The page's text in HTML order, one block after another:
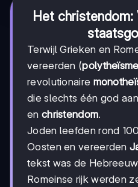
Het
Terwijl Grieken en
vereerden (polytheïsme
revolutionaire
die slechts één god
en christendom.
Joden leefden rond
Oosten en vereerden
tekst was de
Romeinse rijk werden